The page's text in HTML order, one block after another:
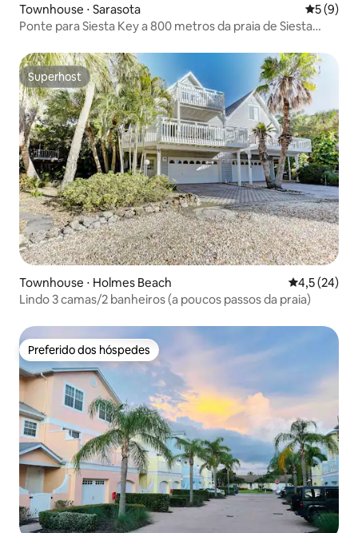
Townhouse ⋅ Sarasota 5 de
5 (9)
Ponte para Siesta Key a 800 metros da praia de Siesta
Superhost
Superhost
Townhouse ⋅ Holmes Beach 4,5 de uma
4,5 (24)
Lindo 3 camas/2 banheiros (a poucos passos da praia)
Preferido dos hóspedes
Preferido dos hóspedes